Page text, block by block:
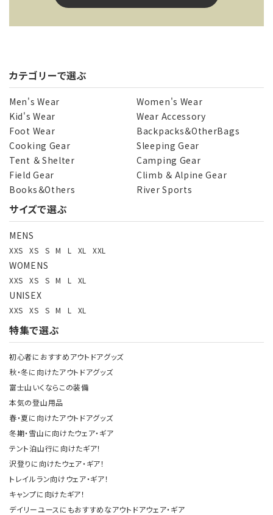
キーワード
カテゴリー
検索する
カテゴリーで選ぶ
Men's Wear
Women's Wear
Kid's Wear
Wear Accessory
Foot Wear
Backpacks＆OtherBags
Cooking Gear
Sleeping Gear
Tent ＆ Shelter
Camping Gear
Field Gear
Climb ＆ Alpine Gear
Books＆Others
River Sports
サイズで選ぶ
MENS
XXS XS S M L XL XXL
WOMENS
XXS XS S M L XL
UNISEX
XXS XS S M L XL
特集で選ぶ
初心者におすすめアウトドアグッズ
秋・冬に向けたアウトドアグッズ
富士山いくならこの装備
本気の登山用品
春・夏に向けたアウトドアグッズ
冬期・雪山に向けたウェア・ギア
テント泊山行に向けたギア！
沢登りに向けたウェア・ギア！
トレイルラン向けウェア・ギア！
キャンプに向けたギア！
デイリーユースにもおすすめなアウトドアウェア・ギア